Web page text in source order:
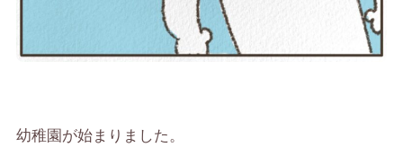
幼稚園が始まりました。